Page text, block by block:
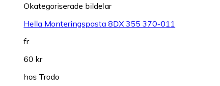
Okategoriserade bildelar
Hella Monteringspasta 8DX 355 370-011
fr.
60 kr
hos Trodo